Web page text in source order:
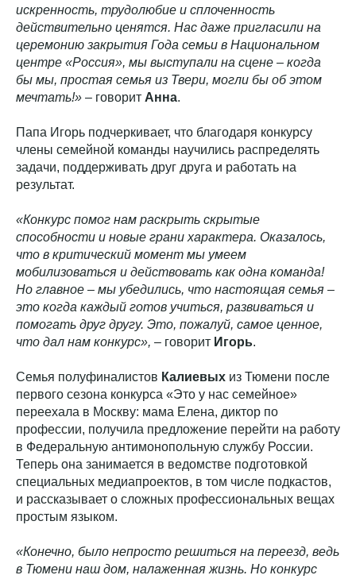
искренность, трудолюбие и сплоченность
действительно ценятся. Нас даже пригласили на
церемонию закрытия Года семьи в Национальном
центре «Россия», мы выступали на сцене – когда
бы мы, простая семья из Твери, могли бы об этом
мечтать!» – говорит Анна.
Папа Игорь подчеркивает, что благодаря конкурсу
члены семейной команды научились распределять
задачи, поддерживать друг друга и работать на
результат.
«Конкурс помог нам раскрыть скрытые
способности и новые грани характера. Оказалось,
что в критический момент мы умеем
мобилизоваться и действовать как одна команда!
Но главное – мы убедились, что настоящая семья –
это когда каждый готов учиться, развиваться и
помогать друг другу. Это, пожалуй, самое ценное,
что дал нам конкурс», – говорит Игорь.
Семья полуфиналистов Калиевых из Тюмени после
первого сезона конкурса «Это у нас семейное»
переехала в Москву: мама Елена, диктор по
профессии, получила предложение перейти на работу
в Федеральную антимонопольную службу России.
Теперь она занимается в ведомстве подготовкой
специальных медиапроектов, в том числе подкастов,
и рассказывает о сложных профессиональных вещах
простым языком.
«Конечно, было непросто решиться на переезд, ведь
в Тюмени наш дом, налаженная жизнь. Но конкурс